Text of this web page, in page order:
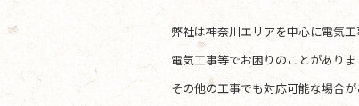
弊社は神奈川エリアを中心に電気
電気工事等でお困りのことがあり
その他の工事でも対応可能な場合